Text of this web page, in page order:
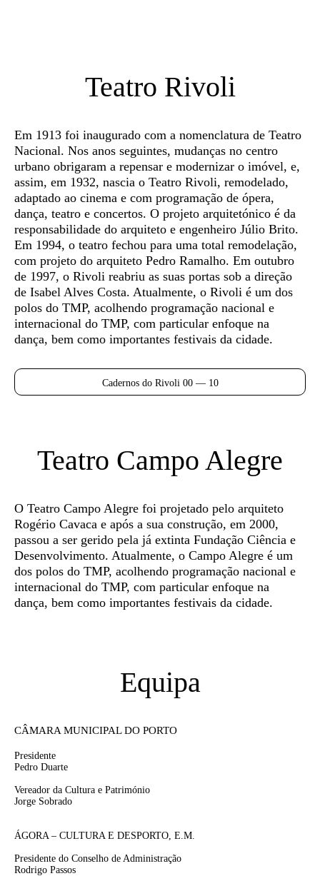
Teatro Rivoli
Em 1913 foi inaugurado com a nomenclatura de Teatro
Nacional. Nos anos seguintes, mudanças no centro
urbano obrigaram a repensar e modernizar o imóvel, e,
assim, em 1932, nascia o Teatro Rivoli, remodelado,
adaptado ao cinema e com programação de ópera,
dança, teatro e concertos. O projeto arquitetónico é da
responsabilidade do arquiteto e engenheiro Júlio Brito.
Em 1994, o teatro fechou para uma total remodelação,
com projeto do arquiteto Pedro Ramalho. Em outubro
de 1997, o Rivoli reabriu as suas portas sob a direção
de Isabel Alves Costa. Atualmente, o Rivoli é um dos
polos do TMP, acolhendo programação nacional e
internacional do TMP, com particular enfoque na
dança, bem como importantes festivais da cidade.
Cadernos do Rivoli 00 — 10
Teatro Campo Alegre
O Teatro Campo Alegre foi projetado pelo arquiteto
Rogério Cavaca e após a sua construção, em 2000,
passou a ser gerido pela já extinta Fundação Ciência e
Desenvolvimento. Atualmente, o Campo Alegre é um
dos polos do TMP, acolhendo programação nacional e
internacional do TMP, com particular enfoque na
dança, bem como importantes festivais da cidade.
Equipa
CÂMARA MUNICIPAL DO PORTO
Presidente
Pedro Duarte
Vereador da Cultura e Património
Jorge Sobrado
ÁGORA – CULTURA E DESPORTO, E.M.
Presidente do Conselho de Administração
Rodrigo Passos